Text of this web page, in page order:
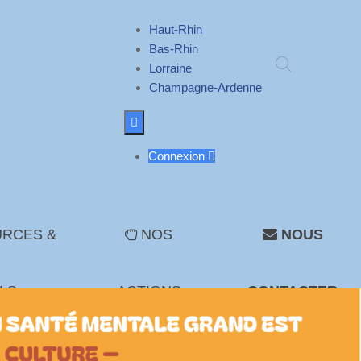
Haut-Rhin
Bas-Rhin
Lorraine
Champagne-Ardenne

Connexion 
& NOS
ACTIONS
NOUS
CONTACTER